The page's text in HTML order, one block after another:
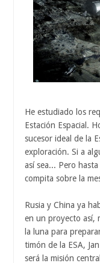
He estudiado los
Estación Espacial.
sucesor ideal de la
exploración. Si a
así sea... Pero
compita sobre la
Rusia y China ya
en un proyecto así,
la luna para
timón de la ESA,
será la misión